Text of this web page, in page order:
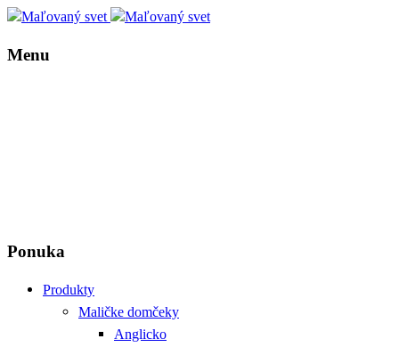
Menu
Ponuka
Produkty
Maličke domčeky
Anglicko